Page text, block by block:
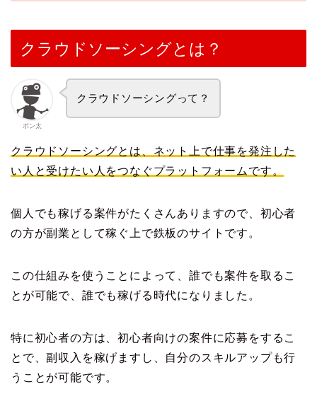
クラウドソーシングとは？
ポン太
クラウドソーシングって？
クラウドソーシングとは、ネット上で仕事を発注した
い人と受けたい人をつなぐプラットフォームです。
個人でも稼げる案件がたくさんありますので、初心者
の方が副業として稼ぐ上で鉄板のサイトです。
この仕組みを使うことによって、誰でも案件を取るこ
とが可能で、誰でも稼げる時代になりました。
特に初心者の方は、初心者向けの案件に応募をするこ
とで、副収入を稼げますし、自分のスキルアップも行
うことが可能です。